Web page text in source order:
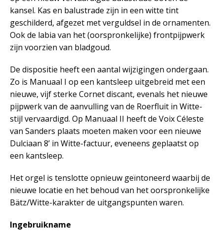
kansel. Kas en balustrade zijn in een witte tint
geschilderd, afgezet met verguldsel in de ornamenten.
Ook de labia van het (oorspronkelijke) frontpijpwerk
zijn voorzien van bladgoud.
De dispositie heeft een aantal wijzigingen ondergaan.
Zo is Manuaal I op een kantsleep uitgebreid met een
nieuwe, vijf sterke Cornet discant, evenals het nieuwe
pijpwerk van de aanvulling van de Roerfluit in Witte-
stijl vervaardigd. Op Manuaal II heeft de Voix Céleste
van Sanders plaats moeten maken voor een nieuwe
Dulciaan 8’ in Witte-factuur, eveneens geplaatst op
een kantsleep.
Het orgel is tenslotte opnieuw geïntoneerd waarbij de
nieuwe locatie en het behoud van het oorspronkelijke
Bätz/Witte-karakter de uitgangspunten waren.
Ingebruikname